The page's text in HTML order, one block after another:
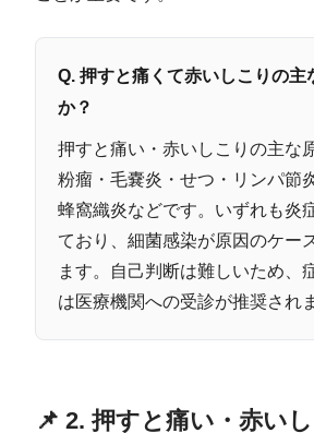
Q. 押すと痛くて赤いしこりの主
か？
押すと痛い・赤いしこりの主な
粉瘤・毛嚢炎・せつ・リンパ節
蜂窩織炎などです。いずれも炎
ており、細菌感染が原因のケー
ます。自己判断は難しいため、
は医療機関への受診が推奨され
📌 2. 押すと痛い・赤い